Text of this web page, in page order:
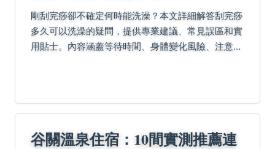
剛刮完痧卻不確定何時能洗澡？本文詳細解答刮完痧
多久可以洗澡的疑問，提供專業建議、常見誤區和實
用貼士。內容涵蓋等待時間、身體變化風險、注意事
谷關溫泉住宿：10間實測推薦連